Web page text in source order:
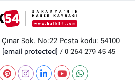
Sok. No:22 Posta kodu: 54100
[email protected] / 0 264 279 45 45